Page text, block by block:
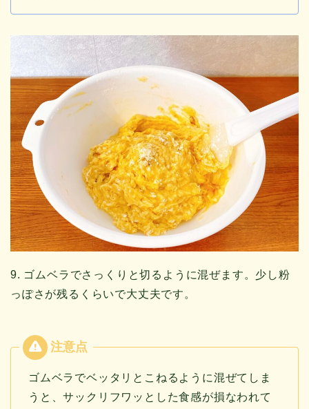
9. ゴムベラでさっくりと切るように混ぜます。少し粉
っぽさが残るくらいで大丈夫です。
ゴムベラでベッタリとこねるように混ぜてしま
うと、サックリフワッとした食感が損なわれて